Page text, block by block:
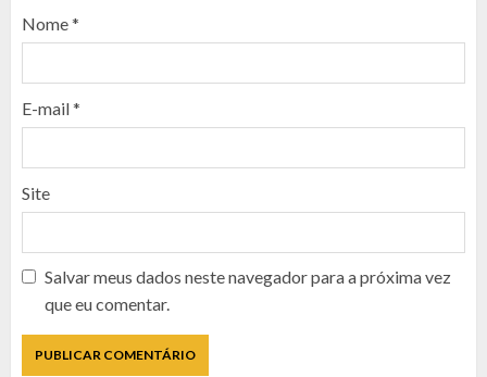
Nome*
E-mail*
Site
Salvar meus dados neste navegador para a próxima vez
que eu comentar.